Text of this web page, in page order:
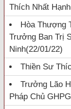
Thích Nhất Hạnh
Hòa Thượng
Trưởng Ban Trị
Ninh(22/01/22)
Thiền Sư
Trưởng Lão
Pháp Chủ